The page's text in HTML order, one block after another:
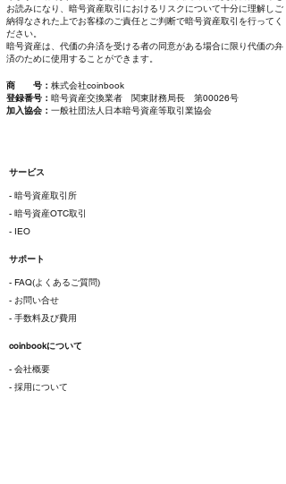
お読みになり、暗号資産取引におけるリスクについて十分に理解しご
納得なされた上でお客様のご責任とご判断で暗号資産取引を行ってく
ださい。
暗号資産は、代価の弁済を受ける者の同意がある場合に限り代価の弁
済のために使用することができます。
商 号： 株式会社coinbook
登録番号： 暗号資産交換業者 関東財務局長 第00026号
加入協会： 一般社団法人日本暗号資産等取引業協会
サービス
- 暗号資産取引所
- 暗号資産OTC取引
- IEO
サポート
- FAQ(よくあるご質問)
- お問い合せ
- 手数料及び費用
coinbookについて
- 会社概要
- 採用について